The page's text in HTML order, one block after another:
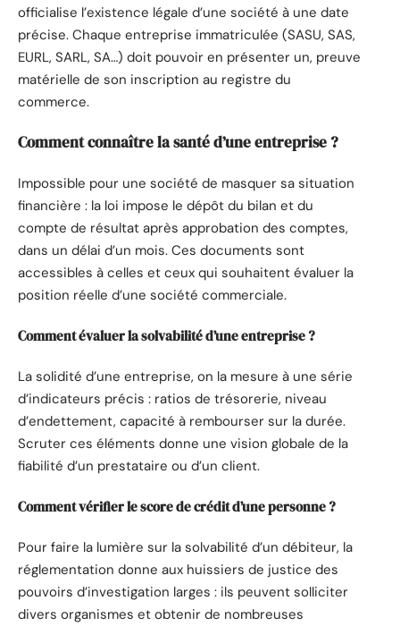
officialise l’existence légale d’une société à une date
précise. Chaque entreprise immatriculée (SASU, SAS,
EURL, SARL, SA…) doit pouvoir en présenter un, preuve
matérielle de son inscription au registre du
commerce.
Comment connaître la santé d’une entreprise ?
Impossible pour une société de masquer sa situation
financière : la loi impose le dépôt du bilan et du
compte de résultat après approbation des comptes,
dans un délai d’un mois. Ces documents sont
accessibles à celles et ceux qui souhaitent évaluer la
position réelle d’une société commerciale.
Comment évaluer la solvabilité d’une entreprise ?
La solidité d’une entreprise, on la mesure à une série
d’indicateurs précis : ratios de trésorerie, niveau
d’endettement, capacité à rembourser sur la durée.
Scruter ces éléments donne une vision globale de la
fiabilité d’un prestataire ou d’un client.
Comment vérifier le score de crédit d’une personne ?
Pour faire la lumière sur la solvabilité d’un débiteur, la
réglementation donne aux huissiers de justice des
pouvoirs d’investigation larges : ils peuvent solliciter
divers organismes et obtenir de nombreuses